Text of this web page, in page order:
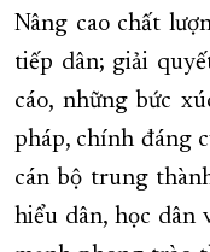
Nâng cao chất
tiếp dân; giải
cáo, những bức
pháp, chính đáng
cán bộ trung
hiểu dân, học dân